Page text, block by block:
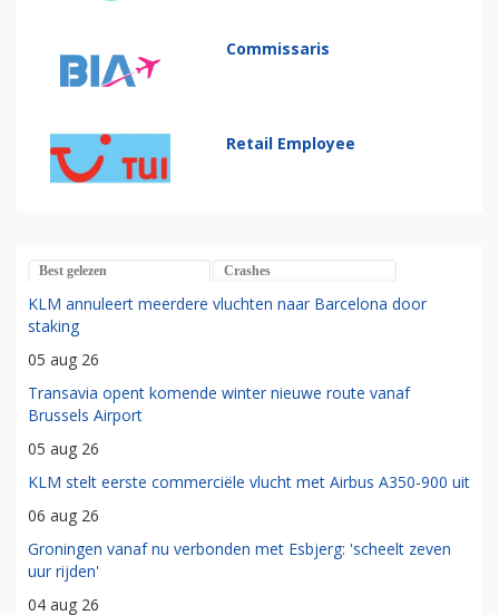
Commissaris
Retail Employee
Best gelezen Crashes
KLM annuleert meerdere vluchten naar Barcelona door
staking
05 aug 26
Transavia opent komende winter nieuwe route vanaf
Brussels Airport
05 aug 26
KLM stelt eerste commerciële vlucht met Airbus A350-900 uit
06 aug 26
Groningen vanaf nu verbonden met Esbjerg: 'scheelt zeven
uur rijden'
04 aug 26